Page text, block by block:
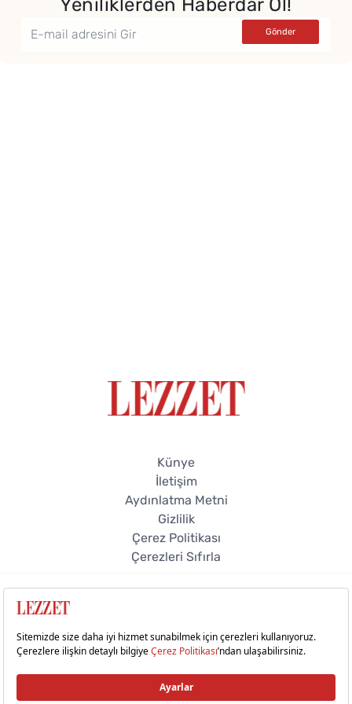
Yeniliklerden Haberdar Ol!
Künye
İletişim
Aydınlatma Metni
Gizlilik
Çerez Politikası
Çerezleri Sıfırla
© 2026 Lezzet Online. Tüm hakları saklıdır.